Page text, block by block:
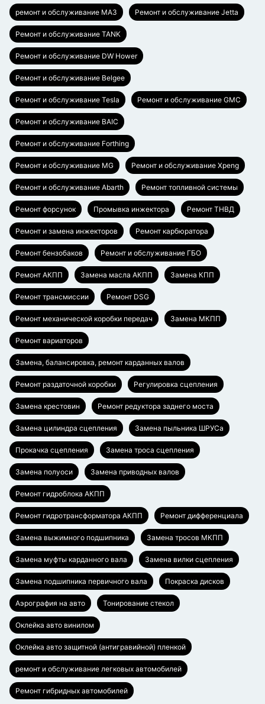
ремонт и обслуживание МАЗ Ремонт и обслуживание Jetta
Ремонт и обслуживание TANK
Ремонт и обслуживание DW Hower
Ремонт и обслуживание Belgee
Ремонт и обслуживание Tesla Ремонт и обслуживание GMC
Ремонт и обслуживание BAIC
Ремонт и обслуживание Forthing
Ремонт и обслуживание MG Ремонт и обслуживание Xpeng
Ремонт и обслуживание Abarth Ремонт топливной системы
Ремонт форсунок Промывка инжектора Ремонт ТНВД
Ремонт и замена инжекторов Ремонт карбюратора
Ремонт бензобаков Ремонт и обслуживание ГБО
Ремонт АКПП Замена масла АКПП Замена КПП
Ремонт трансмиссии Ремонт DSG
Ремонт механической коробки передач Замена МКПП
Ремонт вариаторов
Замена, балансировка, ремонт карданных валов
Ремонт раздаточной коробки Регулировка сцепления
Замена крестовин Ремонт редуктора заднего моста
Замена цилиндра сцепления Замена пыльника ШРУСа
Прокачка сцепления Замена троса сцепления
Замена полуоси Замена приводных валов
Ремонт гидроблока АКПП
Ремонт гидротрансформатора АКПП Ремонт дифференциала
Замена выжимного подшипника Замена тросов МКПП
Замена муфты карданного вала Замена вилки сцепления
Замена подшипника первичного вала Покраска дисков
Аэрография на авто Тонирование стекол
Оклейка авто винилом
Оклейка авто защитной (антигравийной) пленкой
ремонт и обслуживание легковых автомобилей
Ремонт гибридных автомобилей